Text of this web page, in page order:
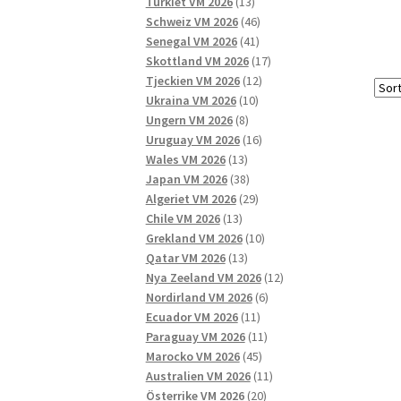
produkter
Schweiz VM 2026 4646
produkter
Senegal VM 2026 4141
produkter
Skottland VM 2026 1717
Tjeckien VM 2026 1212
produkter
Ukraina VM 2026 1010
Ungern VM 2026 88
produkter
Uruguay VM 2026 1616
Wales VM 2026 1313
produkter
Japan VM 2026 3838
produkter
Algeriet VM 2026 2929
Chile VM 2026 1313
produkter
Grekland VM 2026 1010
Qatar VM 2026 1313
produkter
Nya Zeeland VM 2026 1212
Nordirland VM 2026 66
Ecuador VM 2026 1111
produkter
Paraguay VM 2026 1111
Marocko VM 2026 4545
produkter
Australien VM 2026 1111
Österrike VM 2026 2020